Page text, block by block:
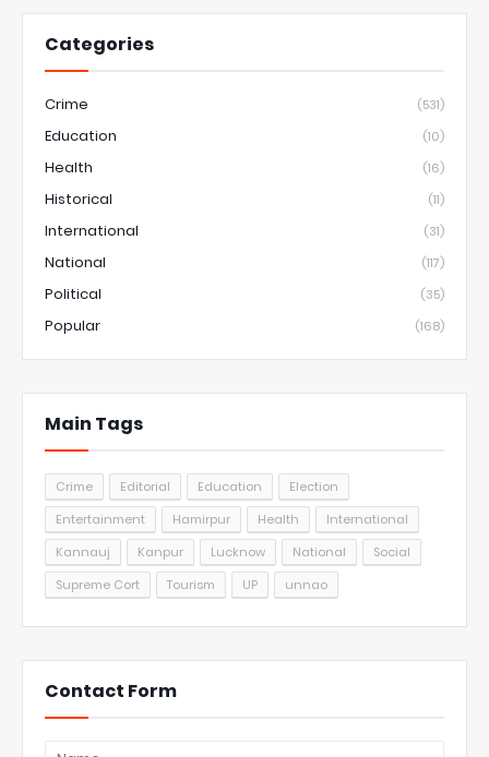
Categories
Crime (531)
Education (10)
Health (16)
Historical (11)
International (31)
National (117)
Political (35)
Popular (168)
Main Tags
Crime Editorial Education
Election
Entertainment
Hamirpur Health
International
Kannauj
Kanpur Lucknow National
Social
Supreme Cort
Tourism UP unnao
Contact Form